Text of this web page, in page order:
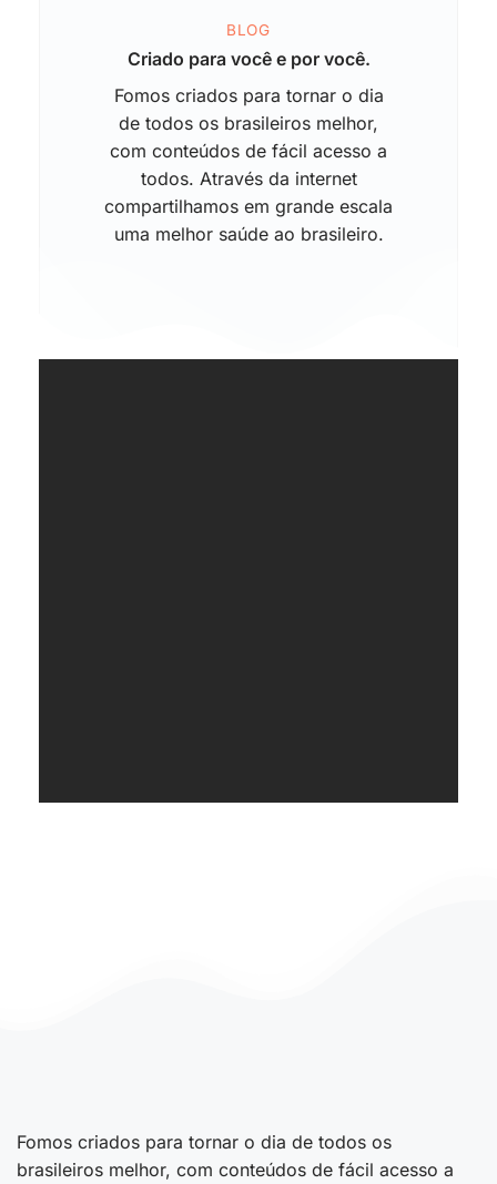
BLOG
Criado para você e por você.
Fomos criados para tornar o dia
de todos os brasileiros melhor,
com conteúdos de fácil acesso a
todos. Através da internet
compartilhamos em grande escala
uma melhor saúde ao brasileiro.
Fomos criados para tornar o dia de todos os
brasileiros melhor, com conteúdos de fácil acesso a